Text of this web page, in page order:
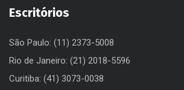
Escritórios
São Paulo: (11) 2373-5008
Rio de Janeiro: (21) 2018-5596
Curitiba: (41) 3073-0038